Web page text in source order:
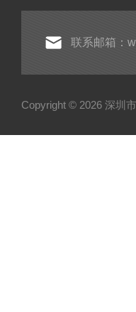
联系邮箱：
Copyright © 2026 深圳